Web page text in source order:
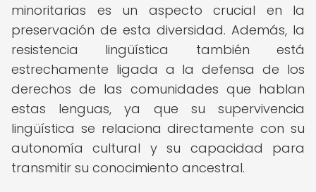
minoritarias es un aspecto crucial en la
preservación de esta diversidad. Además, la
resistencia lingüística también está
estrechamente ligada a la defensa de los
derechos de las comunidades que hablan
estas lenguas, ya que su supervivencia
lingüística se relaciona directamente con su
autonomía cultural y su capacidad para
transmitir su conocimiento ancestral.